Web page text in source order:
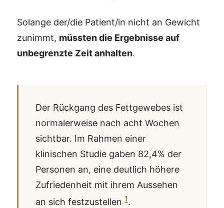
Solange der/die Patient/in nicht an Gewicht
zunimmt, müssten die Ergebnisse auf
unbegrenzte Zeit anhalten.
Der Rückgang des Fettgewebes ist
normalerweise nach acht Wochen
sichtbar. Im Rahmen einer
klinischen Studie gaben 82,4% der
Personen an, eine deutlich höhere
Zufriedenheit mit ihrem Aussehen
an sich festzustellen 1.